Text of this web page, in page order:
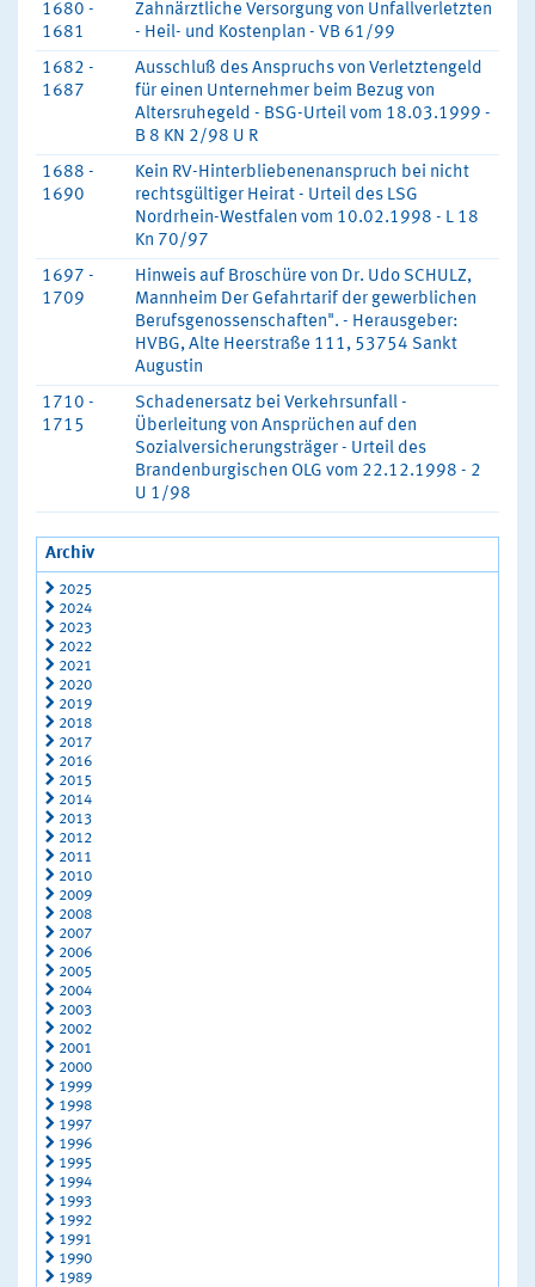
1680 -
1681
Zahnärztliche Versorgung von Unfallverletzten
- Heil- und Kostenplan - VB 61/99
1682 -
1687
Ausschluß des Anspruchs von Verletztengeld
für einen Unternehmer beim Bezug von
Altersruhegeld - BSG-Urteil vom 18.03.1999 -
B 8 KN 2/98 U R
1688 -
1690
Kein RV-Hinterbliebenenanspruch bei nicht
rechtsgültiger Heirat - Urteil des LSG
Nordrhein-Westfalen vom 10.02.1998 - L 18
Kn 70/97
1697 -
1709
Hinweis auf Broschüre von Dr. Udo SCHULZ,
Mannheim Der Gefahrtarif der gewerblichen
Berufsgenossenschaften". - Herausgeber:
HVBG, Alte Heerstraße 111, 53754 Sankt
Augustin
1710 -
1715
Schadenersatz bei Verkehrsunfall -
Überleitung von Ansprüchen auf den
Sozialversicherungsträger - Urteil des
Brandenburgischen OLG vom 22.12.1998 - 2
U 1/98
Archiv
2025
2024
2023
2022
2021
2020
2019
2018
2017
2016
2015
2014
2013
2012
2011
2010
2009
2008
2007
2006
2005
2004
2003
2002
2001
2000
1999
1998
1997
1996
1995
1994
1993
1992
1991
1990
1989